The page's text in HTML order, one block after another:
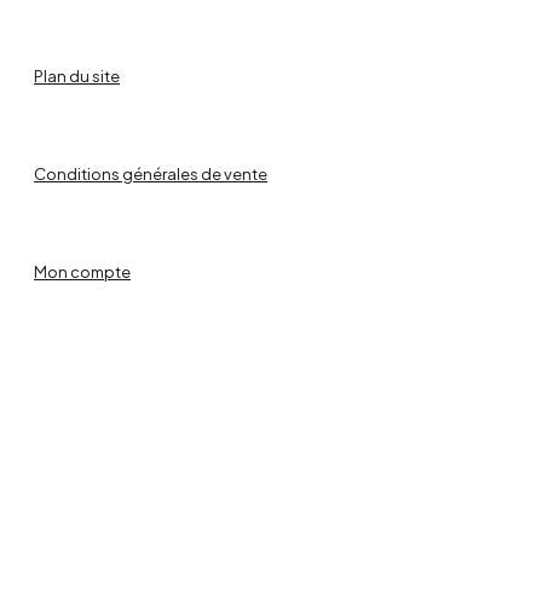
Plan du site
Conditions générales de vente
Mon compte